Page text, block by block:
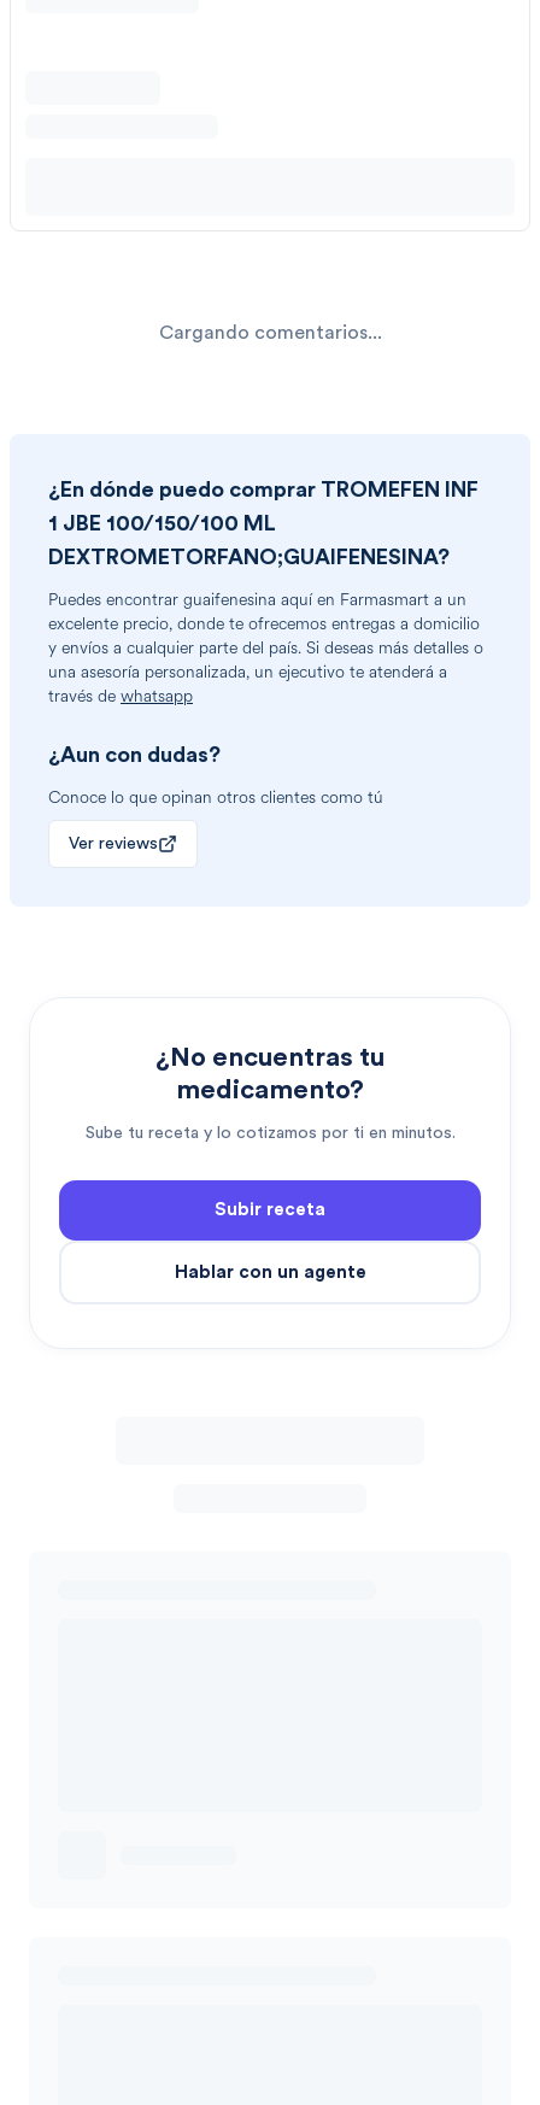
Cargando comentarios...
¿En dónde puedo comprar TROMEFEN INF
1 JBE 100/150/100 ML
DEXTROMETORFANO;GUAIFENESINA?
Puedes encontrar guaifenesina aquí en Farmasmart a un
excelente precio, donde te ofrecemos entregas a domicilio
y envíos a cualquier parte del país. Si deseas más detalles o
una asesoría personalizada, un ejecutivo te atenderá a
través de whatsapp
¿Aun con dudas?
Conoce lo que opinan otros clientes como tú
Ver reviews
¿No encuentras tu
medicamento?
Sube tu receta y lo cotizamos por ti en minutos.
Subir receta
Hablar con un agente